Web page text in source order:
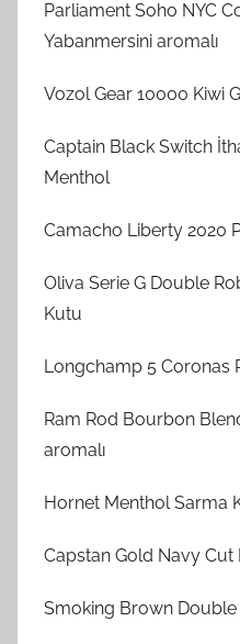
Parliament Soho NYC
Yabanmersini aromalı
Vozol Gear 10000 Kiwi
Captain Black Switch
Menthol
Camacho Liberty 2020
Oliva Serie G Double
Kutu
Longchamp 5 Coronas
Ram Rod Bourbon
aromalı
Hornet Menthol Sarma
Capstan Gold Navy
Smoking Brown Double